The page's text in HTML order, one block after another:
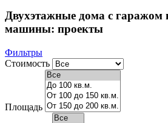
Двухэтажные дома с гаражом
машины: проекты
Фильтры
Стоимость
Площадь